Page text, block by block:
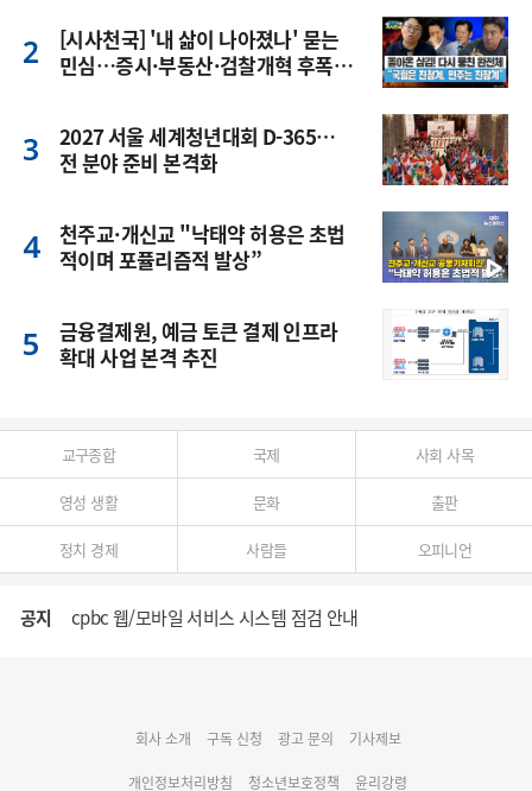
[시사천국] '내 삶이 나아졌나' 묻는
민심…증시·부동산·검찰개혁 후폭
2027 서울 세계청년대회 D-365…
전 분야 준비 본격화
천주교·개신교 "낙태약 허용은 초법
적이며 포퓰리즘적 발상”
금융결제원, 예금 토큰 결제 인프라
확대 사업 본격 추진
교구종합 국제 사회 사목
영성 생활 문화 출판
정치 경제 사람들 오피니언
공지 cpbc 웹/모바일 서비스 시스템 점검 안내
명동 미디어큐브 & 1898 미디어월 공모전 수상작 발표
회사 소개 구독 신청 광고 문의 기사제보
개인정보처리방침 청소년보호정책 윤리강령